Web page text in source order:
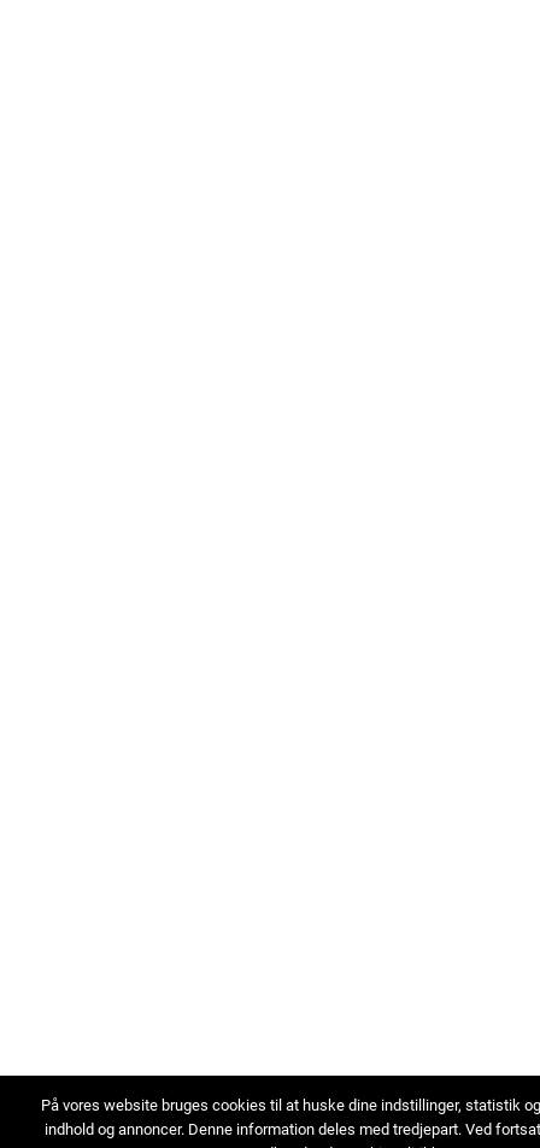
På vores website bruges cookies til at huske dine indstillinger, statistik
indhold og annoncer. Denne information deles med tredjepart. Ved